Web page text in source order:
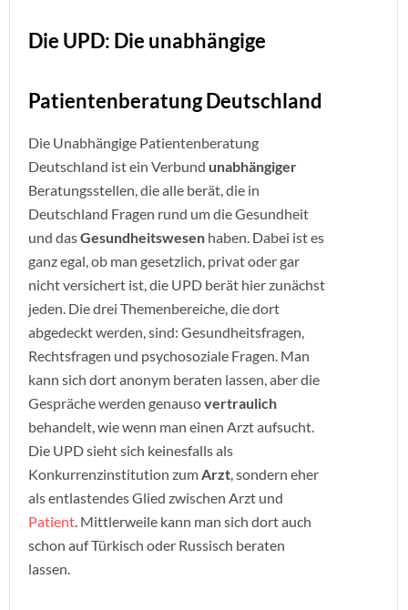
Die UPD: Die unabhängige
Patientenberatung Deutschland
Die Unabhängige Patientenberatung
Deutschland ist ein Verbund unabhängiger
Beratungsstellen, die alle berät, die in
Deutschland Fragen rund um die Gesundheit
und dasGesundheitswesen haben. Dabei ist es
ganz egal, ob man gesetzlich, privat oder gar
nicht versichert ist, die UPD berät hier zunächst
jeden. Die drei Themenbereiche, die dort
abgedeckt werden, sind: Gesundheitsfragen,
Rechtsfragen und psychosoziale Fragen. Man
kann sich dort anonym beraten lassen, aber die
Gespräche werden genausovertraulich
behandelt, wie wenn man einen Arzt aufsucht.
Die UPD sieht sich keinesfalls als
Konkurrenzinstitution zumArzt, sondern eher
als entlastendes Glied zwischen Arzt und
Patient. Mittlerweile kann man sich dort auch
schon auf Türkisch oder Russisch beraten
lassen.